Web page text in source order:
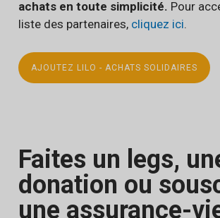
achats en toute simplicité. Pour
liste des partenaires, cliquez ici.
AJOUTEZ LILO - ACHATS SOLIDAIRES
Faites un legs,
donation ou
une assurance-